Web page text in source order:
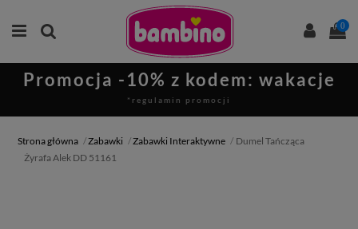
0
Promocja -10% z kodem: wakacje
*regulamin promocji
Strona główna Zabawki Zabawki Interaktywne
Dumel Tańcząca
Żyrafa Alek DD 51161